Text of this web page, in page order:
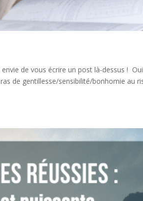
de vous écrire un post là-dessus !
de gentillesse/sensibilité/bonhomie au